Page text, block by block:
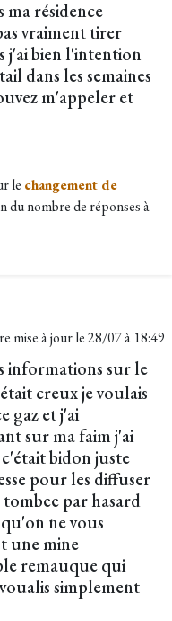
ma résidence
vraiment tirer
j'ai bien l'intention
dans les semaines
m'appeler et
le changement de
du nombre de réponses à
mise à jour le28/07 à 18:49
informations sur le
creux je voulais
gaz et j'ai
sur ma faim j'ai
bidon juste
pour les diffuser
par hasard
ne vous
une mine
remauque qui
simplement